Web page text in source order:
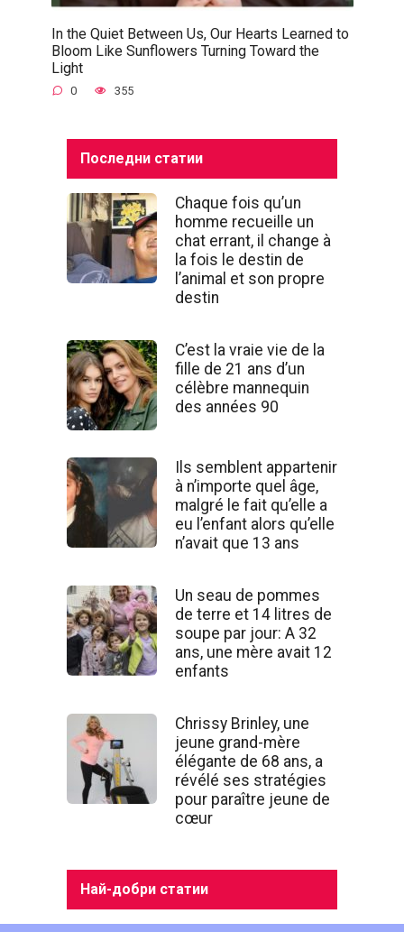
In the Quiet Between Us, Our Hearts Learned to
Bloom Like Sunflowers Turning Toward the
Light
0 355
Последни статии
Chaque fois qu’un
homme recueille un
chat errant, il change à
la fois le destin de
l’animal et son propre
destin
C’est la vraie vie de la
fille de 21 ans d’un
célèbre mannequin
des années 90
Ils semblent appartenir
à n’importe quel âge,
malgré le fait qu’elle a
eu l’enfant alors qu’elle
n’avait que 13 ans
Un seau de pommes
de terre et 14 litres de
soupe par jour: A 32
ans, une mère avait 12
enfants
Chrissy Brinley, une
jeune grand-mère
élégante de 68 ans, a
révélé ses stratégies
pour paraître jeune de
cœur
Най-добри статии